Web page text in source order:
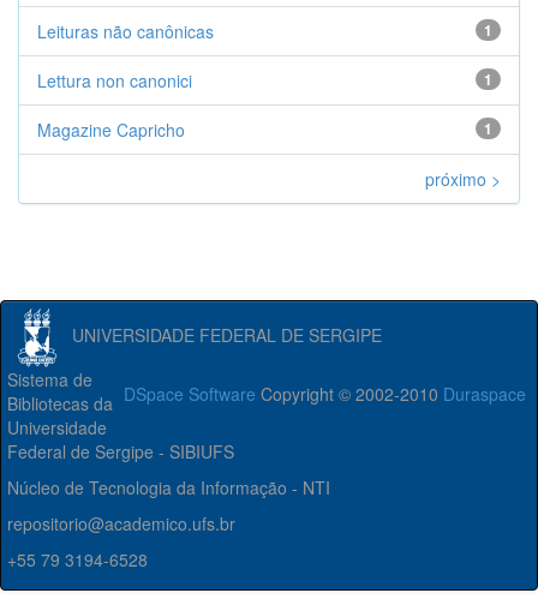
1
Leituras não canônicas
1
Lettura non canonici
1
Magazine Capricho
próximo >
UNIVERSIDADE FEDERAL DE SERGIPE
DSpace Software Copyright © 2002-2010 Duraspace
Sistema de
Bibliotecas da
Universidade
Federal de Sergipe - SIBIUFS
Núcleo de Tecnologia da Informação - NTI
repositorio@academico.ufs.br
+55 79 3194-6528